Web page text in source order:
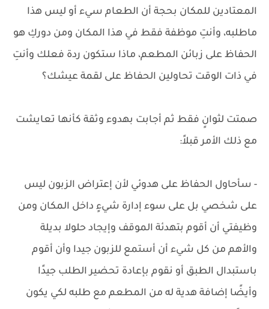
المعتادين للمكان بحجة أن الطعام سيء أو ليس هذا
ماطلبه، وأنتِ موظفة فقط في هذا المكان ومن دوركِ هو
الحفاظ على زبائن المطعم، ماذا ستكون ردة فعلك وأنتِ
في ذات الوقت تحاولين الحفاظ على لقمة عيشك؟
صمتت لثوانٍ فقط ثم أجابت بهدوء وثقة كأنها تعايشت
مع ذلك الأمر قبلاً:
- سأحاول الحفاظ على هدوئي لأن إعتراض الزبون ليس
على شخصي بل على سوء إدارة شيءٍ داخل المكان ومن
وظيفتي أن أقوم بتهدئة الموقف وإيجاد حلولا بديلة
والأهم من كل شيء أن أستمع للزبون جيدا وأن أقوم
باستبدال الطبق أو نقوم بإعادة تحضير الطلب جيدًا
وأيضًا إضافة هدية له من المطعم مع طلبه لكي يكون